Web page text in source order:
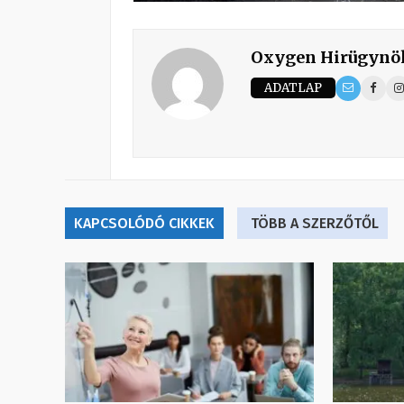
Oxygen
ADATLAP
KAPCSOLÓDÓ CIKKEK TÖBB A SZERZŐTŐL